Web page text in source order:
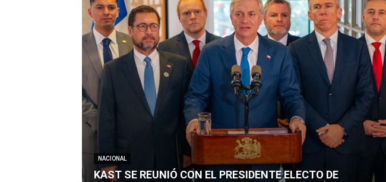
NACIONAL
KAST SE REUNIÓ CON EL PRESIDENTE ELECTO DE